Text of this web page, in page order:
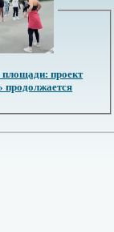
площади: проект
продолжается